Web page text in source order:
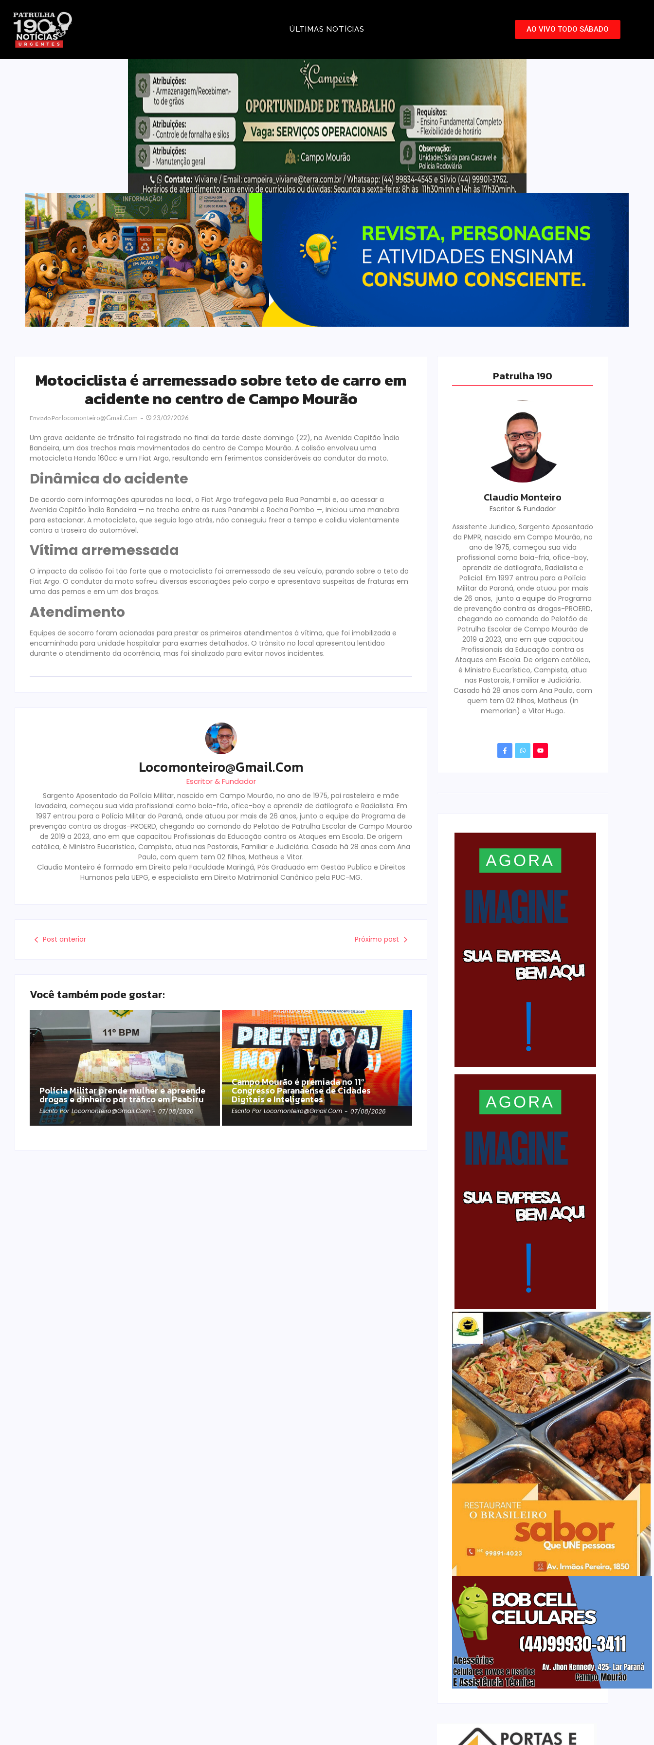
ÚLTIMAS NOTÍCIAS AO VIVO TODO SÁBADO
Motociclista é arremessado sobre teto de carro em
acidente no centro de Campo Mourão
Enviado Por Locomonteiro@gmail.com 23/02/2026
Um grave acidente de trânsito foi registrado no final da tarde deste domingo (22), na Avenida Capitão Índio
Bandeira, um dos trechos mais movimentados do centro de Campo Mourão. A colisão envolveu uma
motocicleta Honda 160cc e um Fiat Argo, resultando em ferimentos consideráveis ao condutor da moto.
Dinâmica do acidente
De acordo com informações apuradas no local, o Fiat Argo trafegava pela Rua Panambi e, ao acessar a
Avenida Capitão Índio Bandeira — no trecho entre as ruas Panambi e Rocha Pombo —, iniciou uma manobra
para estacionar. A motocicleta, que seguia logo atrás, não conseguiu frear a tempo e colidiu violentamente
contra a traseira do automóvel.
Vítima arremessada
O impacto da colisão foi tão forte que o motociclista foi arremessado de seu veículo, parando sobre o teto do
Fiat Argo. O condutor da moto sofreu diversas escoriações pelo corpo e apresentava suspeitas de fraturas em
uma das pernas e em um dos braços.
Atendimento
Equipes de socorro foram acionadas para prestar os primeiros atendimentos à vítima, que foi imobilizada e
encaminhada para unidade hospitalar para exames detalhados. O trânsito no local apresentou lentidão
durante o atendimento da ocorrência, mas foi sinalizado para evitar novos incidentes.
Locomonteiro@gmail.com
Escritor & Fundador
Sargento Aposentado da Polícia Militar, nascido em Campo Mourão, no ano de 1975, pai rasteleiro e mãe
lavadeira, começou sua vida profissional como boia-fria, ofice-boy e aprendiz de datilografo e Radialista. Em
1997 entrou para a Polícia Militar do Paraná, onde atuou por mais de 26 anos, junto a equipe do Programa de
prevenção contra as drogas-PROERD, chegando ao comando do Pelotão de Patrulha Escolar de Campo Mourão
de 2019 a 2023, ano em que capacitou Profissionais da Educação contra os Ataques em Escola. De origem
católica, é Ministro Eucarístico, Campista, atua nas Pastorais, Familiar e Judiciária. Casado há 28 anos com Ana
Paula, com quem tem 02 filhos, Matheus e Vitor.
Claudio Monteiro é formado em Direito pela Faculdade Maringá, Pós Graduado em Gestão Publica e Direitos
Humanos pela UEPG, e especialista em Direito Matrimonial Canônico pela PUC-MG.
Post anterior Próximo post
Você também pode gostar:
Polícia Militar prende mulher e apreende
drogas e dinheiro por tráfico em Peabiru
Escrito Por Locomonteiro@gmail.com - 07/08/2026
Campo Mourão é premiada no 11º
Congresso Paranaense de Cidades
Digitais e Inteligentes
Escrito Por Locomonteiro@gmail.com - 07/08/2026
Patrulha 190
Claudio Monteiro
Escritor & Fundador
Assistente Juridico, Sargento Aposentado
da PMPR, nascido em Campo Mourão, no
ano de 1975, começou sua vida
profissional como boia-fria, ofice-boy,
aprendiz de datilografo, Radialista e
Policial. Em 1997 entrou para a Polícia
Militar do Paraná, onde atuou por mais
de 26 anos, junto a equipe do Programa
de prevenção contra as drogas-PROERD,
chegando ao comando do Pelotão de
Patrulha Escolar de Campo Mourão de
2019 a 2023, ano em que capacitou
Profissionais da Educação contra os
Ataques em Escola. De origem católica,
é Ministro Eucarístico, Campista, atua
nas Pastorais, Familiar e Judiciária.
Casado há 28 anos com Ana Paula, com
quem tem 02 filhos, Matheus (in
memorian) e Vitor Hugo.